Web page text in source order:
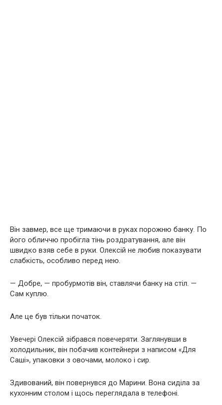
Він завмер, все ще тримаючи в руках порожню банку. По
його обличчю пробігла тінь роздратування, але він
швидко взяв себе в руки. Олексій не любив показувати
слабкість, особливо перед нею.
— Добре, — пробурмотів він, ставлячи банку на стіл. —
Сам куплю.
Але це був тільки початок.
Увечері Олексій зібрався повечеряти. Заглянувши в
холодильник, він побачив контейнери з написом «Для
Саші», упаковки з овочами, молоко і сир.
Здивований, він повернувся до Марини. Вона сиділа за
кухонним столом і щось переглядала в телефоні.